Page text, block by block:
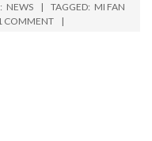
NEWS TAGGED: MI FAN
COMMENT